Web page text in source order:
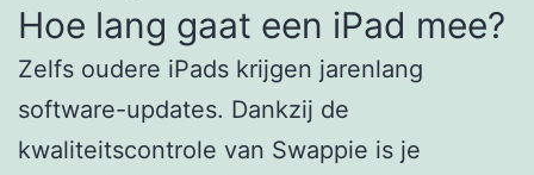
Hoe lang gaat een iPad mee?
Zelfs oudere iPads krijgen jarenlang
software-updates. Dankzij de
kwaliteitscontrole van Swappie is je